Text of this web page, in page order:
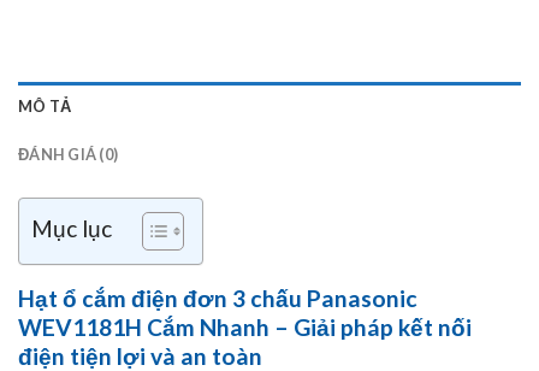
MÔ TẢ
ĐÁNH GIÁ (0)
Mục lục
Hạt ổ cắm điện đơn 3 chấu Panasonic
WEV1181H Cắm Nhanh – Giải pháp kết nối
điện tiện lợi và an toàn